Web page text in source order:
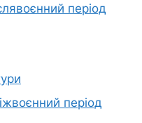
період
період